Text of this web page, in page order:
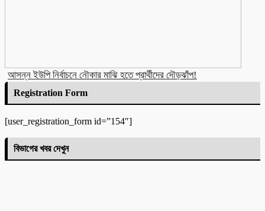
আসন্ন ইউপি নির্বাচনে নৌকার মাঝি হতে প্রার্থীদের দৌড়ঝাঁপ!
Registration Form
[user_registration_form id=”154″]
বিভাগের খবর দেখুন